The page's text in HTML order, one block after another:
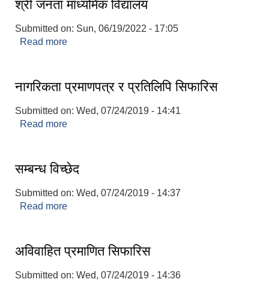
श्री जनता माध्यमिक विद्यालय
Submitted on: Sun, 06/19/2022 - 17:05
Read more
नागरिकता प्रमाणपत्र र प्रतिलिपि सिफारिस
Submitted on: Wed, 07/24/2019 - 14:41
Read more
सम्बन्ध विच्छेद
Submitted on: Wed, 07/24/2019 - 14:37
Read more
अविवाहित प्रमाणित सिफारिस
Submitted on: Wed, 07/24/2019 - 14:36